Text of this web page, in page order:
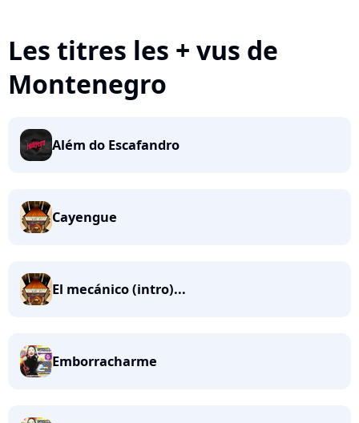
Les titres les + vus de
Montenegro
Além do Escafandro
Cayengue
El mecánico (intro)...
Emborracharme